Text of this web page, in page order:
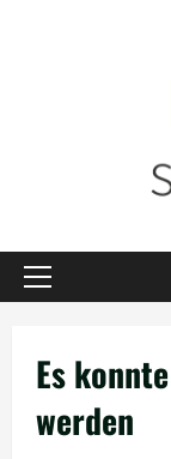
Primäres
Es
werden